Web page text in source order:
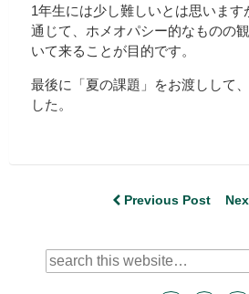
1年生には少し難しいとは思います
通じて、ホメオパシー的なものの
いて来ることが目的です。
最後に「夏の課題」をお渡しして
した。
Previous Post